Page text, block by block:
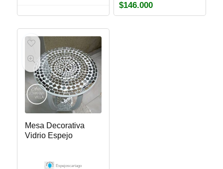
$146.000
Mesa Decorativa
Vidrio Espejo
Espejoscartago